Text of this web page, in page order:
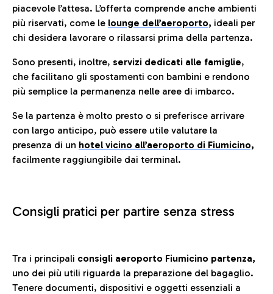
piacevole l’attesa. L’offerta comprende anche ambienti
più riservati, come le lounge dell’aeroporto, ideali per
chi desidera lavorare o rilassarsi prima della partenza.
Sono presenti, inoltre, servizi dedicati alle famiglie,
che facilitano gli spostamenti con bambini e rendono
più semplice la permanenza nelle aree di imbarco.
Se la partenza è molto presto o si preferisce arrivare
con largo anticipo, può essere utile valutare la
presenza di un hotel vicino all’aeroporto di Fiumicino,
facilmente raggiungibile dai terminal.
Consigli pratici per partire senza stress
Tra i principali consigli aeroporto Fiumicino partenza,
uno dei più utili riguarda la preparazione del bagaglio.
Tenere documenti, dispositivi e oggetti essenziali a